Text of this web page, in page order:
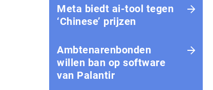
Meta biedt ai-tool tegen
‘Chinese’ prijzen
Amb­te­na­ren­bon­den
willen ban op software
van Palantir